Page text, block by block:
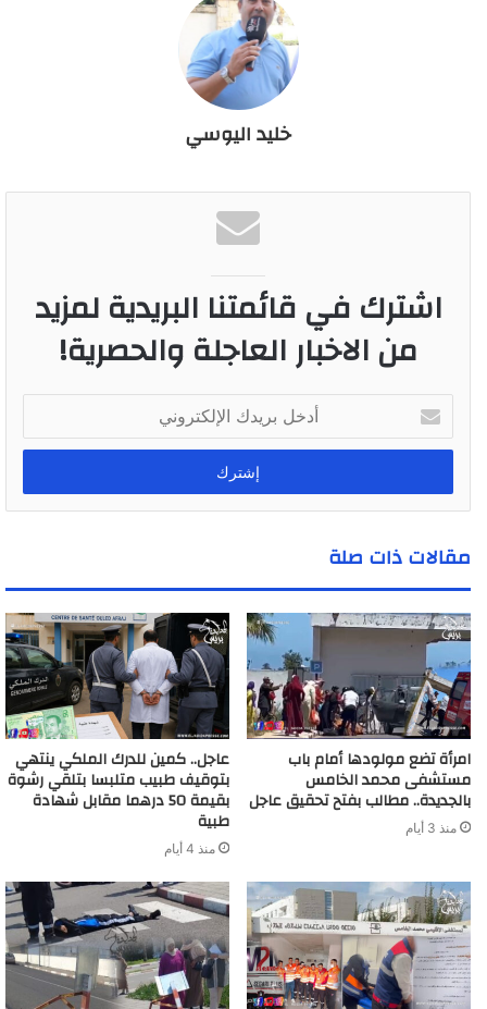
خليد اليوسي
اشترك في قائمتنا البريدية لمزيد
من الاخبار العاجلة والحصرية!
خ
ب
د
ك
ا
ل
ل
ك
ت
ر
و
ن
مقالات ذات صلة
امرأة تضع مولودها أمام باب
مستشفى محمد الخامس
بالجديدة.. مطالب بفتح تحقيق عاجل
منذ 3 أيام
عاجل.. كمين للدرك الملكي ينتهي
بتوقيف طبيب متلبسا بتلقي رشوة
بقيمة 50 درهما مقابل شهادة
طبية
منذ 4 أيام